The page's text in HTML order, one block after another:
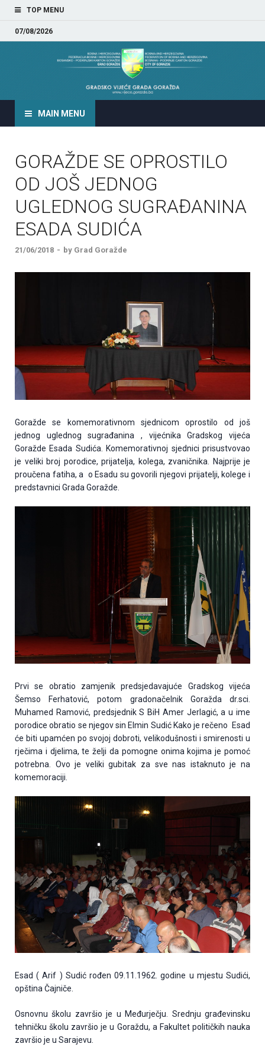
TOP MENU
07/08/2026
GRADSKO VIJEĆE GRADA
MAIN MENU
GORAŽDE SE OPROSTILO
OD JOŠ JEDNOG
UGLEDNOG SUGRAĐANINA
ESADA SUDIĆA
21/06/2018 - by Grad Goražde
Goražde se komemorativnom sjednicom oprostilo od još
jednog uglednog sugrađanina , vijećnika Gradskog vijeća
Goražde Esada Sudića. Komemorativnoj sjednici prisustvovao
je veliki broj porodice, prijatelja, kolega, zvaničnika. Najprije je
proučena fatiha, a o Esadu su govorili njegovi prijatelji, kolege i
predstavnici Grada Goražde.
Prvi se obratio zamjenik predsjedavajuće Gradskog vijeća
Šemso Ferhatović, potom gradonačelnik Goražda dr.sci.
Muhamed Ramović, predsjednik S BiH Amer Jerlagić, a u ime
porodice obratio se njegov sin Elmin Sudić Kako je rečeno Esad
će biti upamćen po svojoj dobroti, velikodušnosti i smirenosti u
rječima i djelima, te želji da pomogne onima kojima je pomoć
potrebna. Ovo je veliki gubitak za sve nas istaknuto je na
komemoraciji.
Esad ( Arif ) Sudić rođen 09.11.1962. godine u mjestu Sudići,
opština Čajniče.
Osnovnu školu završio je u Međurječju. Srednju građevinsku
tehničku školu završio je u Goraždu, a Fakultet političkih nauka
završio je u Sarajevu.